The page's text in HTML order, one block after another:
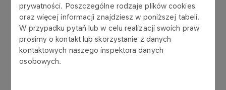
prywatności. Poszczególne rodzaje plików cookies
oraz więcej informacji znajdziesz w poniższej tabeli.
W przypadku pytań lub w celu realizacji swoich praw
prosimy o kontakt lub skorzystanie z danych
kontaktowych naszego inspektora danych
osobowych.
Materiały do budowy gazociągów
Urządzenia pomiarowe
Podstawy termodynamiki i gazownictwa
Technologie energetyki odnawialnej